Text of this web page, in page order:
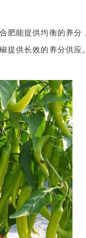
能提供均衡的养分
提供长效的养分供应